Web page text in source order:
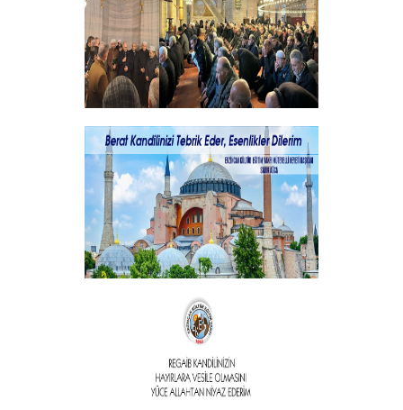
Şehitlerimizi Rahmet ve Minnetle
Andık...
+
Vakıf Başkanımızdan Kandil mesajı
+